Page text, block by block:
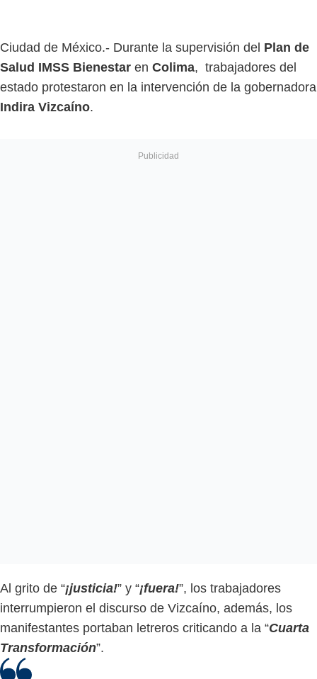
Ciudad de México.- Durante la supervisión del Plan de
Salud IMSS Bienestar en Colima, trabajadores del
estado protestaron en la intervención de la gobernadora
Indira Vizcaíno.
Al grito de “¡justicia!” y “¡fuera!”, los trabajadores
interrumpieron el discurso de Vizcaíno, además, los
manifestantes portaban letreros criticando a la “Cuarta
Transformación”.